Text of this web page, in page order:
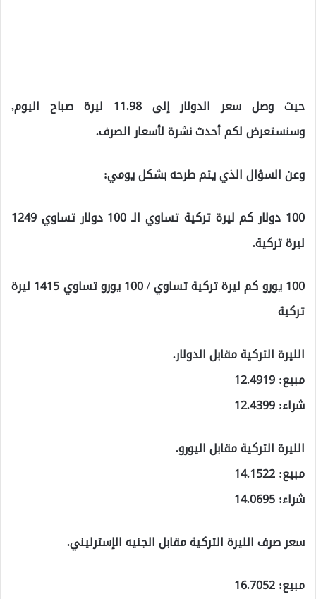
حيث وصل سعر الدولار إلى 11.98 ليرة صباح اليوم,
وسنستعرض لكم أحدث نشرة لأسعار الصرف.
وعن السؤال الذي يتم طرحه بشكل يومي:
100 دولار كم ليرة تركية تساوي الـ 100 دولار تساوي 1249
ليرة تركية.
100 يورو كم ليرة تركية تساوي / 100 يورو تساوي 1415 ليرة
تركية
الليرة التركية مقابل الدولار.
مبيع: 12.4919
شراء: 12.4399
الليرة التركية مقابل اليورو.
مبيع: 14.1522
شراء: 14.0695
سعر صرف الليرة التركية مقابل الجنيه الإسترليني.
مبيع: 16.7052